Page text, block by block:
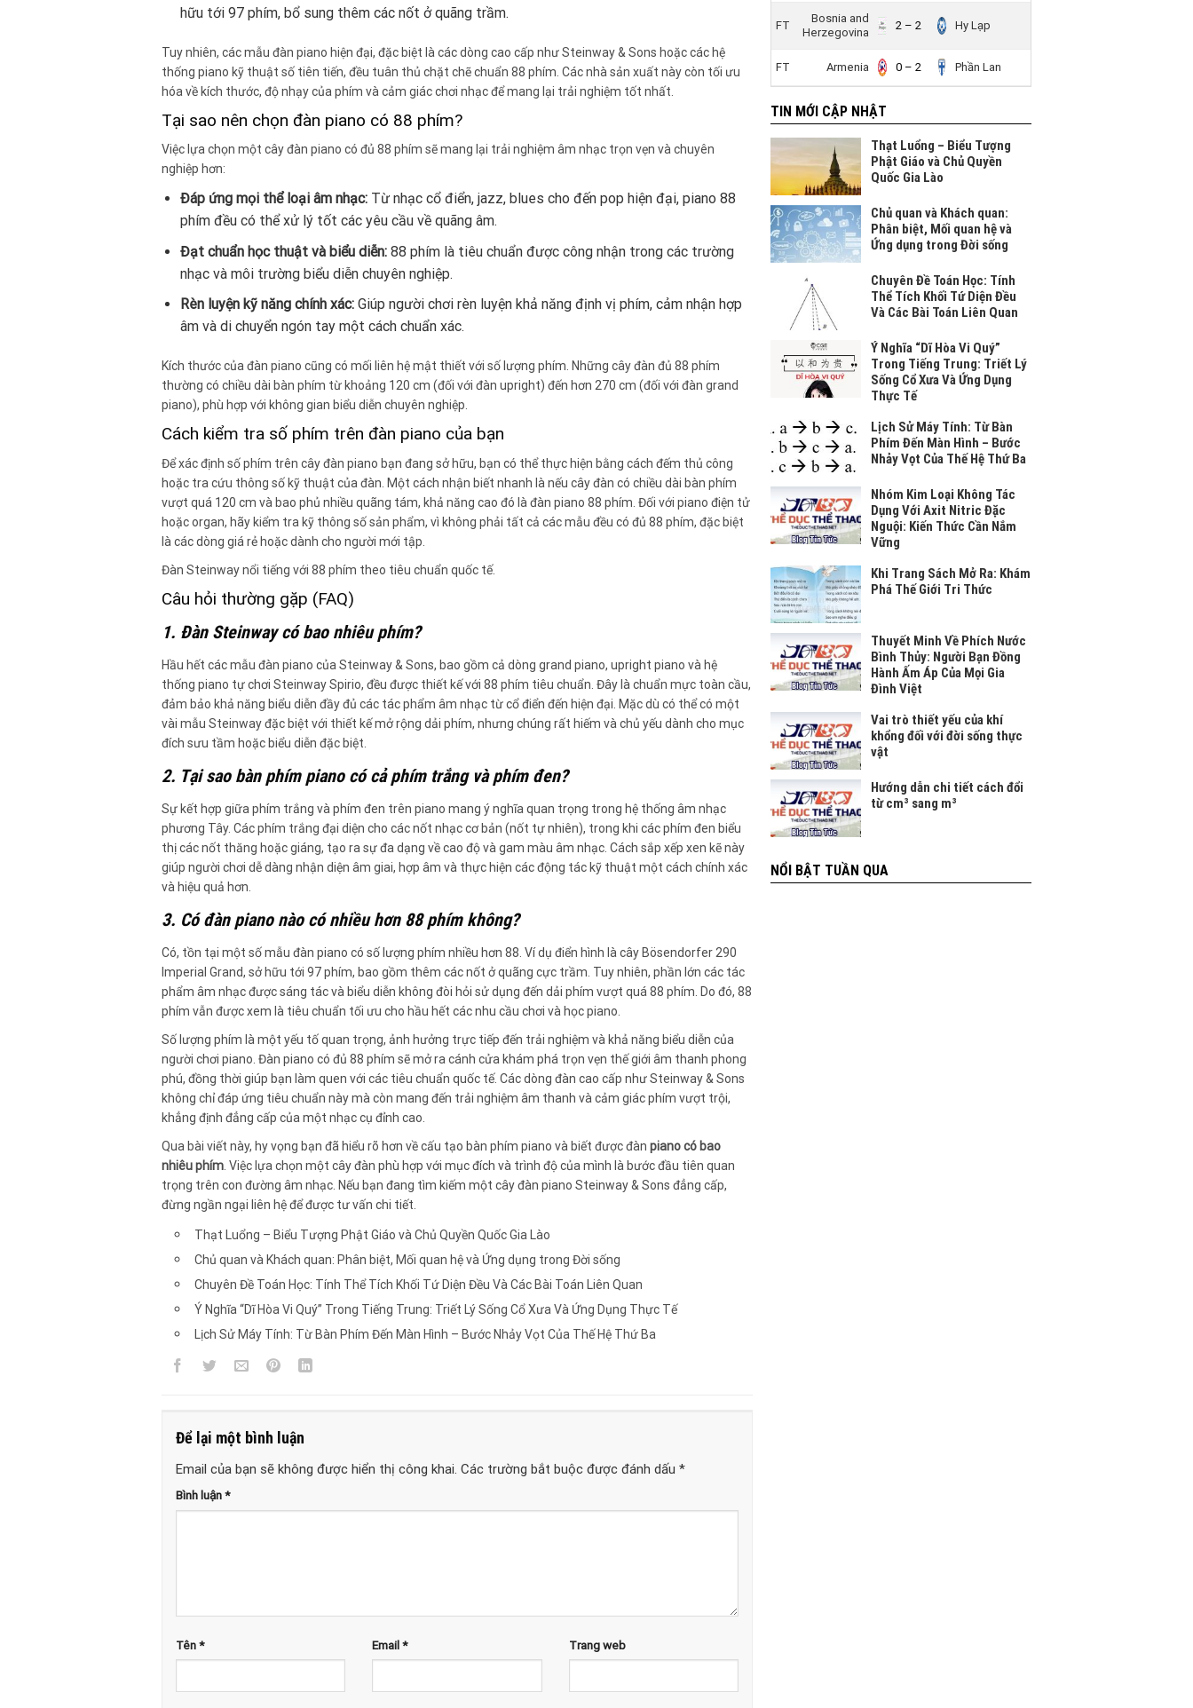
hữu tới 97 phím, bổ sung thêm các nốt ở quãng trầm.
Tuy nhiên, các mẫu đàn piano hiện đại, đặc biệt là các dòng cao cấp như Steinway & Sons hoặc các hệ
thống piano kỹ thuật số tiên tiến, đều tuân thủ chặt chẽ chuẩn 88 phím. Các nhà sản xuất này còn tối ưu
hóa về kích thước, độ nhạy của phím và cảm giác chơi nhạc để mang lại trải nghiệm tốt nhất.
Tại sao nên chọn đàn piano có 88 phím?
Việc lựa chọn một cây đàn piano có đủ 88 phím sẽ mang lại trải nghiệm âm nhạc trọn vẹn và chuyên
nghiệp hơn:
Đáp ứng mọi thể loại âm nhạc:Từ nhạc cổ điển, jazz, blues cho đến pop hiện đại, piano 88
phím đều có thể xử lý tốt các yêu cầu về quãng âm.
Đạt chuẩn học thuật và biểu diễn:88 phím là tiêu chuẩn được công nhận trong các trường
nhạc và môi trường biểu diễn chuyên nghiệp.
Rèn luyện kỹ năng chính xác:Giúp người chơi rèn luyện khả năng định vị phím, cảm nhận hợp
âm và di chuyển ngón tay một cách chuẩn xác.
Kích thước của đàn piano cũng có mối liên hệ mật thiết với số lượng phím. Những cây đàn đủ 88 phím
thường có chiều dài bàn phím từ khoảng 120 cm (đối với đàn upright) đến hơn 270 cm (đối với đàn grand
piano), phù hợp với không gian biểu diễn chuyên nghiệp.
Cách kiểm tra số phím trên đàn piano của bạn
Để xác định số phím trên cây đàn piano bạn đang sở hữu, bạn có thể thực hiện bằng cách đếm thủ công
hoặc tra cứu thông số kỹ thuật của đàn. Một cách nhận biết nhanh là nếu cây đàn có chiều dài bàn phím
vượt quá 120 cm và bao phủ nhiều quãng tám, khả năng cao đó là đàn piano 88 phím. Đối với piano điện tử
hoặc organ, hãy kiểm tra kỹ thông số sản phẩm, vì không phải tất cả các mẫu đều có đủ 88 phím, đặc biệt
là các dòng giá rẻ hoặc dành cho người mới tập.
Đàn Steinway nổi tiếng với 88 phím theo tiêu chuẩn quốc tế.
Câu hỏi thường gặp (FAQ)
1. Đàn Steinway có bao nhiêu phím?
Hầu hết các mẫu đàn piano của Steinway & Sons, bao gồm cả dòng grand piano, upright piano và hệ
thống piano tự chơi Steinway Spirio, đều được thiết kế với 88 phím tiêu chuẩn. Đây là chuẩn mực toàn cầu,
đảm bảo khả năng biểu diễn đầy đủ các tác phẩm âm nhạc từ cổ điển đến hiện đại. Mặc dù có thể có một
vài mẫu Steinway đặc biệt với thiết kế mở rộng dải phím, nhưng chúng rất hiếm và chủ yếu dành cho mục
đích sưu tầm hoặc biểu diễn đặc biệt.
2. Tại sao bàn phím piano có cả phím trắng và phím đen?
Sự kết hợp giữa phím trắng và phím đen trên piano mang ý nghĩa quan trọng trong hệ thống âm nhạc
phương Tây. Các phím trắng đại diện cho các nốt nhạc cơ bản (nốt tự nhiên), trong khi các phím đen biểu
thị các nốt thăng hoặc giáng, tạo ra sự đa dạng về cao độ và gam màu âm nhạc. Cách sắp xếp xen kẽ này
giúp người chơi dễ dàng nhận diện âm giai, hợp âm và thực hiện các động tác kỹ thuật một cách chính xác
và hiệu quả hơn.
3. Có đàn piano nào có nhiều hơn 88 phím không?
Có, tồn tại một số mẫu đàn piano có số lượng phím nhiều hơn 88. Ví dụ điển hình là cây Bösendorfer 290
Imperial Grand, sở hữu tới 97 phím, bao gồm thêm các nốt ở quãng cực trầm. Tuy nhiên, phần lớn các tác
phẩm âm nhạc được sáng tác và biểu diễn không đòi hỏi sử dụng đến dải phím vượt quá 88 phím. Do đó, 88
phím vẫn được xem là tiêu chuẩn tối ưu cho hầu hết các nhu cầu chơi và học piano.
Số lượng phím là một yếu tố quan trọng, ảnh hưởng trực tiếp đến trải nghiệm và khả năng biểu diễn của
người chơi piano. Đàn piano có đủ 88 phím sẽ mở ra cánh cửa khám phá trọn vẹn thế giới âm thanh phong
phú, đồng thời giúp bạn làm quen với các tiêu chuẩn quốc tế. Các dòng đàn cao cấp như Steinway & Sons
không chỉ đáp ứng tiêu chuẩn này mà còn mang đến trải nghiệm âm thanh và cảm giác phím vượt trội,
khẳng định đẳng cấp của một nhạc cụ đỉnh cao.
Qua bài viết này, hy vọng bạn đã hiểu rõ hơn về cấu tạo bàn phím piano và biết được đàn piano có bao
nhiêu phím. Việc lựa chọn một cây đàn phù hợp với mục đích và trình độ của mình là bước đầu tiên quan
trọng trên con đường âm nhạc. Nếu bạn đang tìm kiếm một cây đàn piano Steinway & Sons đẳng cấp,
đừng ngần ngại liên hệ để được tư vấn chi tiết.
Thạt Luổng – Biểu Tượng Phật Giáo và Chủ Quyền Quốc Gia Lào
Chủ quan và Khách quan: Phân biệt, Mối quan hệ và Ứng dụng trong Đời sống
Chuyên Đề Toán Học: Tính Thể Tích Khối Tứ Diện Đều Và Các Bài Toán Liên Quan
Ý Nghĩa “Dĩ Hòa Vi Quý” Trong Tiếng Trung: Triết Lý Sống Cổ Xưa Và Ứng Dụng Thực Tế
Lịch Sử Máy Tính: Từ Bàn Phím Đến Màn Hình – Bước Nhảy Vọt Của Thế Hệ Thứ Ba
Để lại một bình luận
Email của bạn sẽ không được hiển thị công khai. Các trường bắt buộc được đánh dấu *
Bình luận*
Tên* Email* Trang web
FT
Bosnia and
Herzegovina
2 – 2 Hy Lạp
FT Armenia 0 – 2 Phần Lan
TIN MỚI CẬP NHẬT
Thạt Luổng – Biểu Tượng
Phật Giáo và Chủ Quyền
Quốc Gia Lào
Chủ quan và Khách quan:
Phân biệt, Mối quan hệ và
Ứng dụng trong Đời sống
Chuyên Đề Toán Học: Tính
Thể Tích Khối Tứ Diện Đều
Và Các Bài Toán Liên Quan
Ý Nghĩa “Dĩ Hòa Vi Quý”
Trong Tiếng Trung: Triết Lý
Sống Cổ Xưa Và Ứng Dụng
Thực Tế
Lịch Sử Máy Tính: Từ Bàn
Phím Đến Màn Hình – Bước
Nhảy Vọt Của Thế Hệ Thứ Ba
Nhóm Kim Loại Không Tác
Dụng Với Axit Nitric Đặc
Nguội: Kiến Thức Cần Nắm
Vững
Khi Trang Sách Mở Ra: Khám
Phá Thế Giới Tri Thức
Thuyết Minh Về Phích Nước
Bình Thủy: Người Bạn Đồng
Hành Ấm Áp Của Mọi Gia
Đình Việt
Vai trò thiết yếu của khí
khổng đối với đời sống thực
vật
Hướng dẫn chi tiết cách đổi
từ cm³ sang m³
NỔI BẬT TUẦN QUA